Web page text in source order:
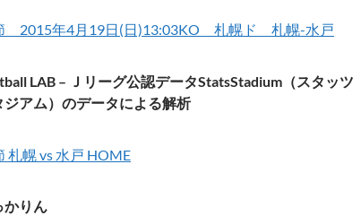
2015年4月19日(日)13:03KO 札幌ド 札幌-水戸
LAB – Ｊリーグ公認データStatsStadium（スタッツ
ジアム）のデータによる解析
札幌 vs 水戸 HOME
かりん